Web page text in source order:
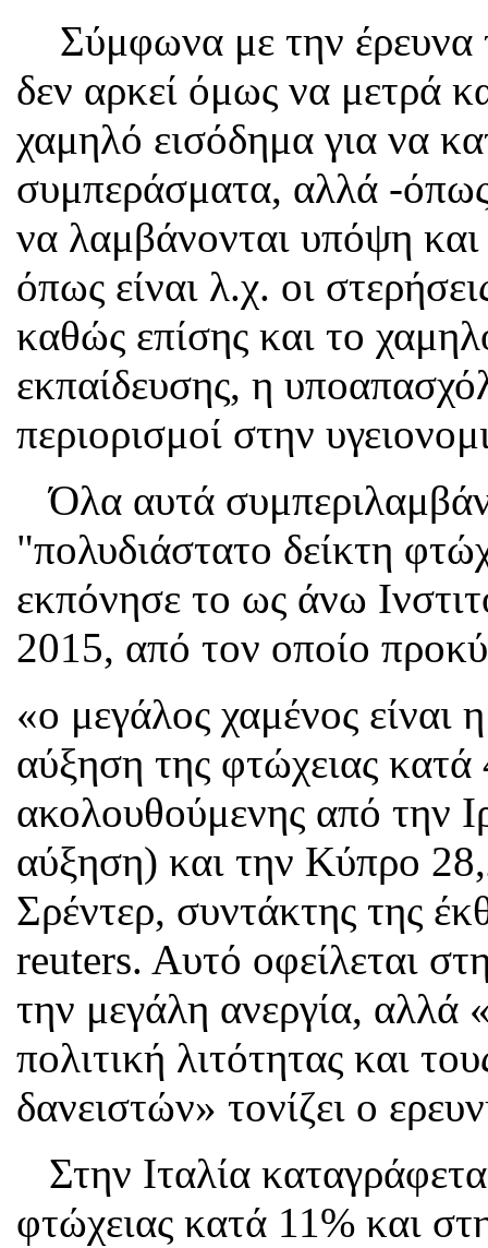
Σύμφωνα με την έρευνα
δεν αρκεί όμως να μετρά
χαμηλό εισόδημα για να
συμπεράσματα, αλλά -όπως
να λαμβάνονται υπόψη
όπως είναι λ.χ. οι
καθώς επίσης και το
εκπαίδευσης, η
περιορισμοί στην
Όλα αυτά
"πολυδιάστατο δείκτη
εκπόνησε το ως άνω
2015, από τον οποίο
«ο μεγάλος χαμένος είναι
αύξηση της φτώχειας
ακολουθούμενης από την
αύξηση) και την Κύπρο
Σρέντερ, συντάκτης της
reuters. Aυτό οφείλεται
την μεγάλη ανεργία, αλλά
πολιτική λιτότητας και
δανειστών» τονίζει ο
Στην Ιταλία
φτώχειας κατά 11% και